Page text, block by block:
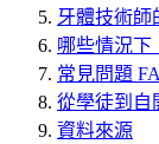
牙體技術師
哪些情況下
常見問題
從學徒到自
資料來源